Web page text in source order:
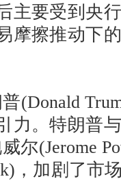
主要受到央
摩擦推动下
(Donald
力。特朗普
尔(Jerome
，加剧了市